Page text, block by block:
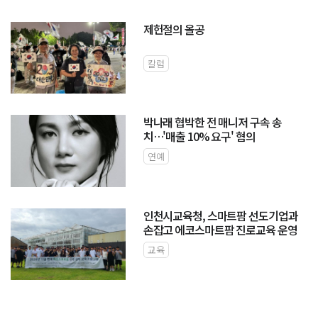
제헌절의 올공
칼럼
박나래 협박한 전 매니저 구속 송
치…'매출 10% 요구' 혐의
연예
인천시교육청, 스마트팜 선도기업과
손잡고 에코스마트팜 진로교육 운영
교육